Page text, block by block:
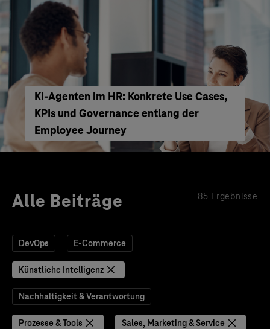
KI‑Agenten im HR: Konkrete Use Cases,
KPIs und Governance entlang der
Employee Journey
Alle Beiträge 85 Ergebnisse
DevOps E-Commerce
Künstliche Intelligenz
Nachhaltigkeit & Verantwortung
Prozesse & Tools Sales, Marketing & Service